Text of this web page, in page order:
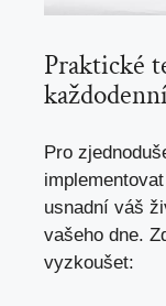
Praktické
Pro
usnadní váš
vašeho dne.
vyzkoušet: